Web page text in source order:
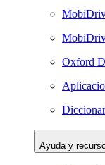
Oxford
Ayuda y